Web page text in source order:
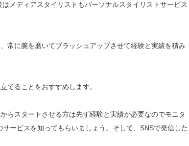
メディアスタイリストもパーソナルスタイリストサービス
常に腕を磨いてブラッシュアップさせて経験と実績を積み
てることをおすすめします。
らスタートさせる方は先ず経験と実績が必要なのでモニタ
ービスを知ってもらいましょう。そして、SNSで発信した